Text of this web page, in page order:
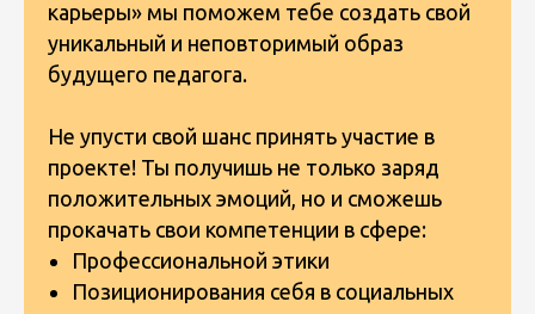
карьеры» мы поможем тебе создать свой
уникальный и неповторимый образ
будущего педагога.
Не упусти свой шанс принять участие в
проекте! Ты получишь не только заряд
положительных эмоций, но и сможешь
прокачать свои компетенции в сфере:
Профессиональной этики
Позиционирования себя в социальных